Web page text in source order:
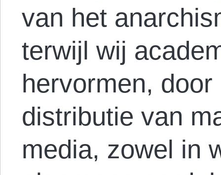
van het
terwijl wij
hervormen,
distributie van
media, zowel in